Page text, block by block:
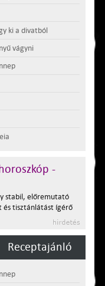
ki a divatból
vágyni
-
stabil, előremutató
és tisztánlátást ígérő
Receptajánló